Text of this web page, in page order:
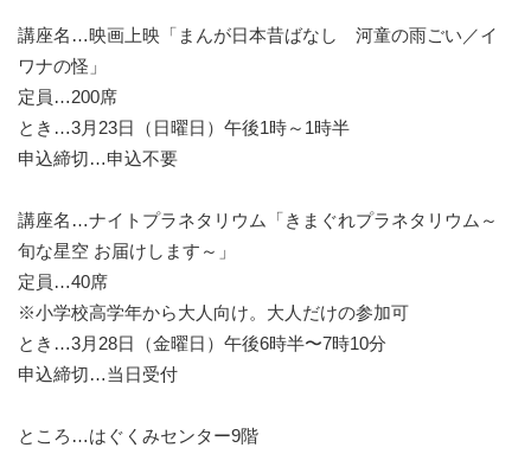
講座名…映画上映「まんが日本昔ばなし 河童の雨ごい／イ
ワナの怪」
定員…200席
とき…3月23日（日曜日）午後1時～1時半
申込締切…申込不要
講座名…ナイトプラネタリウム「きまぐれプラネタリウム～
旬な星空 お届けします～」
定員…40席
※小学校高学年から大人向け。大人だけの参加可
とき…3月28日（金曜日）午後6時半〜7時10分
申込締切…当日受付
ところ…はぐくみセンター9階